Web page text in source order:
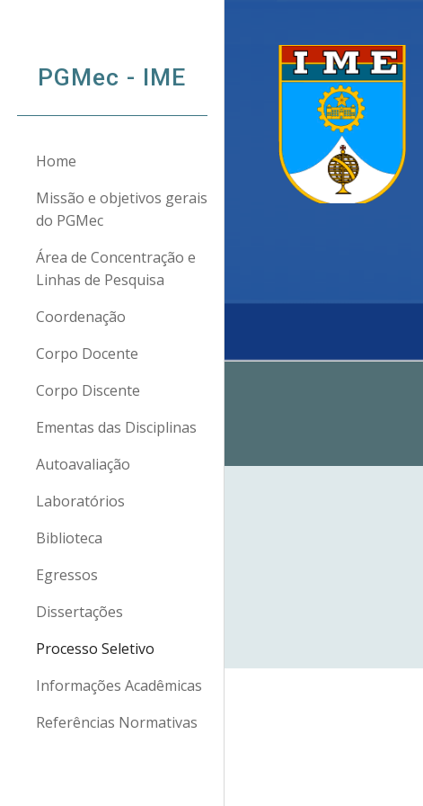
PGMec - IME
Home
Missão e objetivos gerais
do PGMec
Área de Concentração e
Linhas de Pesquisa
Coordenação
Corpo Docente
Corpo Discente
Ementas das Disciplinas
Autoavaliação
Laboratórios
Biblioteca
Egressos
Dissertações
Processo Seletivo
Informações Acadêmicas
Referências Normativas